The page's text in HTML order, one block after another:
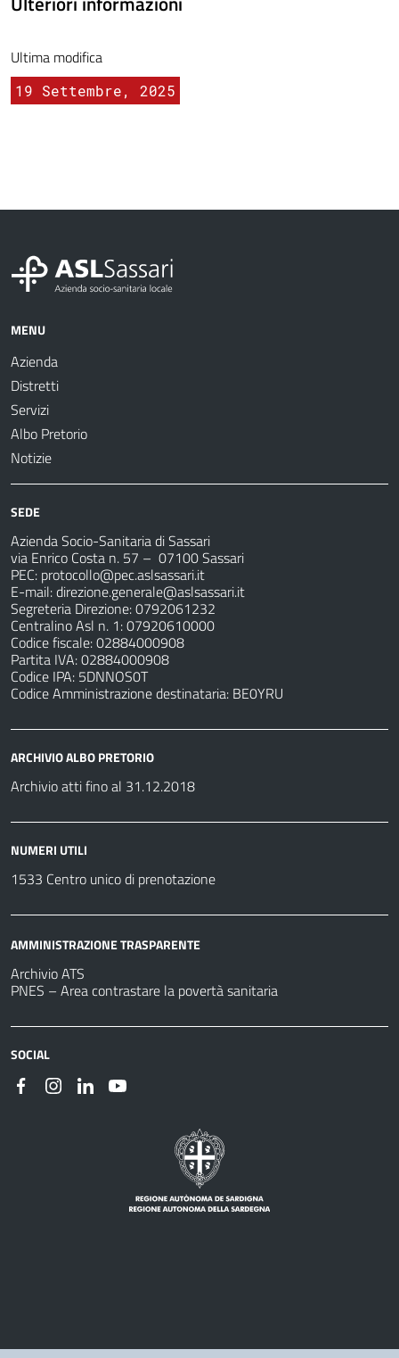
Ultima modifica
19 Settembre, 2025
MENU
Azienda
Distretti
Servizi
Albo Pretorio
Notizie
SEDE
Azienda Socio-Sanitaria di Sassari
via Enrico Costa n. 57 – 07100 Sassari
PEC: protocollo@pec.aslsassari.it
E-mail:direzione.generale@aslsassari.it
Segreteria Direzione: 0792061232
Centralino Asl n. 1: 07920610000
Codice fiscale: 02884000908
Partita IVA: 02884000908
Codice IPA: 5DNNOS0T
Codice Amministrazione destinataria: BE0YRU
ARCHIVIO ALBO PRETORIO
Archivio atti fino al 31.12.2018
NUMERI UTILI
1533 Centro unico di prenotazione
AMMINISTRAZIONE TRASPARENTE
Archivio ATS
PNES – Area contrastare la povertà sanitaria
SOCIAL